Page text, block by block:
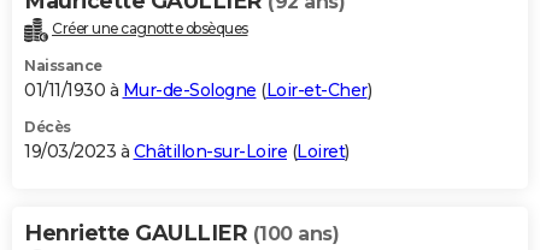
Créer une cagnotte obsèques
Naissance
01/11/1930 à Mur-de-Sologne (Loir-et-Cher)
Décès
19/03/2023 à Châtillon-sur-Loire (Loiret)
Henriette GAULLIER (100 ans)